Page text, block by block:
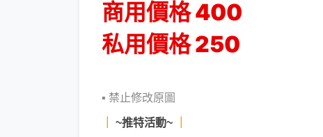
商用價格 400
私用價格 250
▪ 禁止修改原圖
~推特活動~